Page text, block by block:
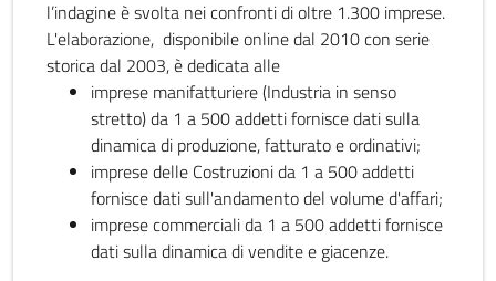
l’indagine è svolta nei confronti di oltre 1.300 imprese.
L'elaborazione, disponibile online dal 2010 con serie
storica dal 2003, è dedicata alle
imprese manifatturiere (Industria in senso
stretto) da 1 a 500 addetti fornisce dati sulla
dinamica di produzione, fatturato e ordinativi;
imprese delle Costruzioni da 1 a 500 addetti
fornisce dati sull'andamento del volume d'affari;
imprese commerciali da 1 a 500 addetti fornisce
dati sulla dinamica di vendite e giacenze.